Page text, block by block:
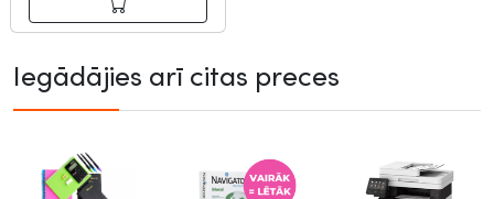
Iegādājies arī citas preces